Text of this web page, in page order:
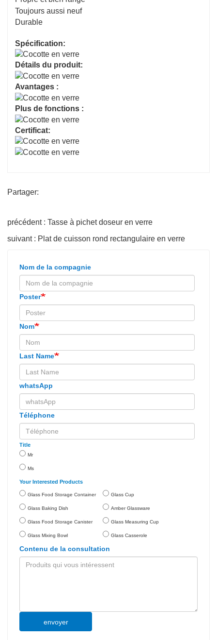
Toujours aussi neuf
Durable
Spécification:
Détails du produit:
Avantages :
Plus de fonctions :
Certificat:
Partager:
précédent : Tasse à pichet doseur en verre
suivant : Plat de cuisson rond rectangulaire en verre
Nom de la compagnie
Poster
Nom
Last Name
whatsApp
Téléphone
Title
Mr
Ms
Your Interested Products
Glass Food Storage Container
Glass Baking Dish
Glass Food Storage Canister
Glass Mixing Bowl
Glass Cup
Amber Glassware
Glass Measuring Cup
Glass Casserole
Contenu de la consultation
envoyer